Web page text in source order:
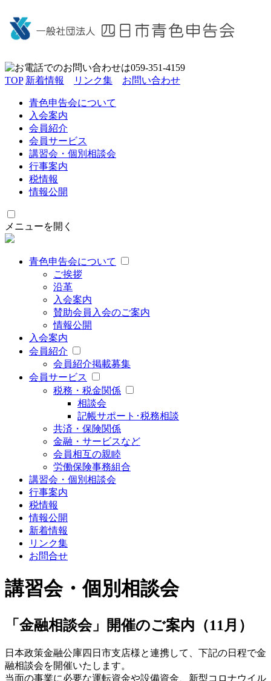
TOP 新着情報 リンク集 お問い合わせ
青色申告会について
入会案内
会員紹介
会員サービス
講習会・個別相談会
行事案内
税情報
情報公開
メニューを開く
青色申告会について
ご挨拶
沿革
入会案内
賛助会員入会のご案内
情報公開
入会案内
会員紹介
会員紹介掲載募集
会員サービス
税務・税金関係
相談会
記帳サポート･税務相談
共済・保険関係
金融・サービスなど
会員相互の親睦
労働保険事務組合
講習会・個別相談会
行事案内
税情報
情報公開
新着情報
リンク集
お問合せ
講習会・個別相談会
「金融相談会」開催のご案内（11月）
日本政策金融公庫四日市支店様と連携して、下記の日程で金
融相談会を開催いたします。
当面の事業に必要な運転資金や設備資金、新型コロナウイル